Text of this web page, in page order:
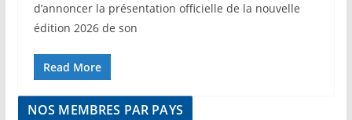
d’annoncer la présentation officielle de la nouvelle
édition 2026 de son
Read More
NOS MEMBRES PAR PAYS